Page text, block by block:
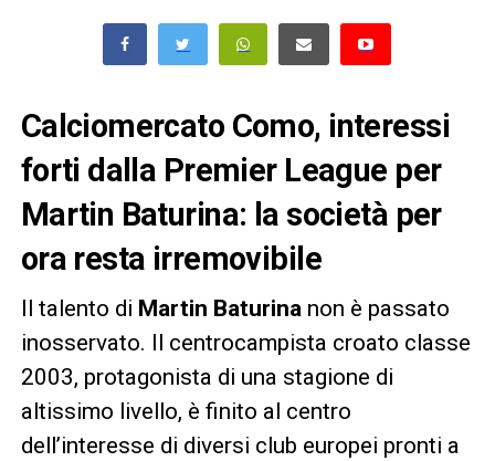
Calciomercato Como, interessi
forti dalla Premier League per
Martin Baturina: la società per
ora resta irremovibile
Il talento di Martin Baturinanon è passato
inosservato. Il centrocampista croato classe
2003, protagonista di una stagione di
altissimo livello, è finito al centro
dell’interesse di diversi club europei pronti a